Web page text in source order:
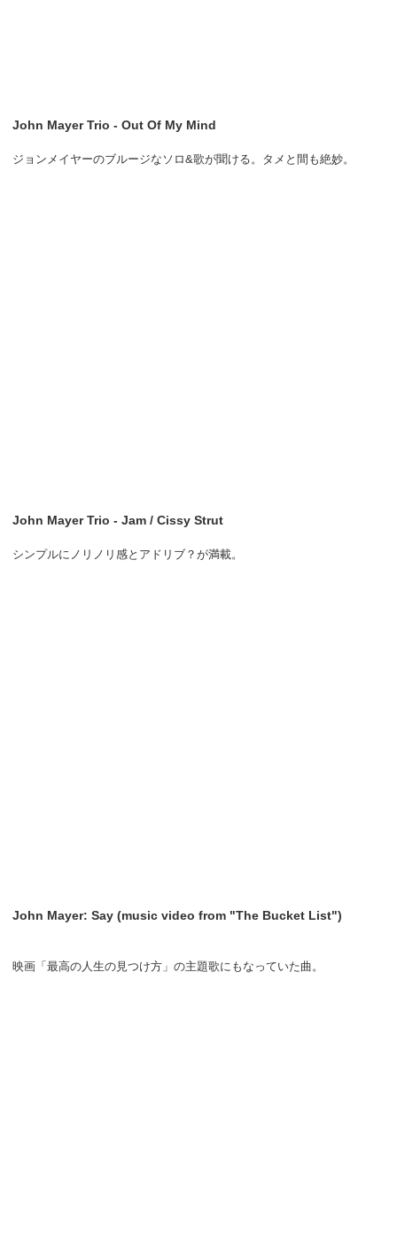
John Mayer Trio - Out Of My Mind
ジョンメイヤーのブルージなソロ&歌が聞ける。タメと間も絶妙。
John Mayer Trio - Jam / Cissy Strut
シンプルにノリノリ感とアドリブ？が満載。
John Mayer: Say (music video from "The Bucket List")
映画「最高の人生の見つけ方」の主題歌にもなっていた曲。